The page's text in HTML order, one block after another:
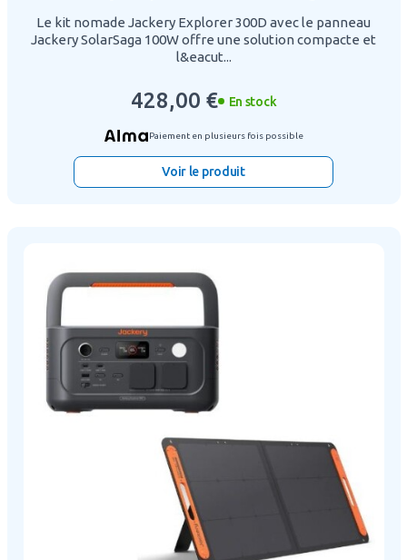
Le kit nomade Jackery Explorer 300D avec le panneau
Jackery SolarSaga 100W offre une solution compacte et
l&eacut...
428,00 € En stock
Paiement en plusieurs fois possible
Voir le produit